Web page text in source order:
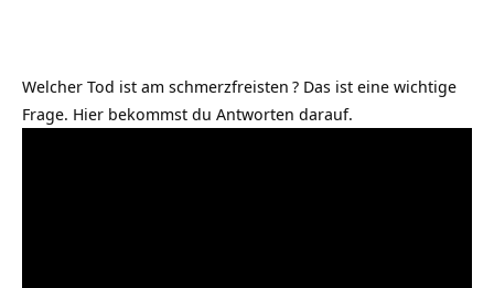
Welcher Tod ist am schmerzfreisten ? Das ist eine wichtige
Frage. Hier bekommst du Antworten darauf.